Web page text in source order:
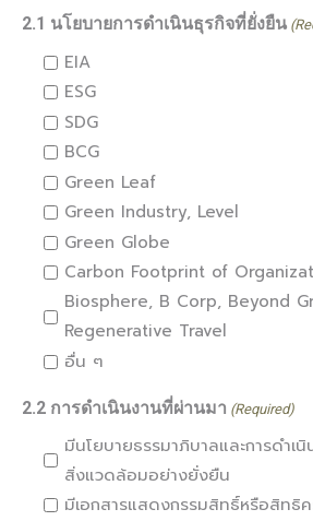
2.1 นโยบายการดำเนินธุรกิจที่ยั่งยืน
EIA
ESG
SDG
BCG
Green Leaf
Green Industry, Level
Green Globe
Carbon Footprint of
Biosphere, B Corp, Beyond
Regenerative Travel
อื่น ๆ
2.2 การดำเนินงานที่ผ่านมา (Required)
มีนโยบายธรรมาภิบาลและการดำเ
สิ่งแวดล้อมอย่างยั่งยืน
มีเอกสารแสดงกรรมสิทธิ์หรือสิทธิ